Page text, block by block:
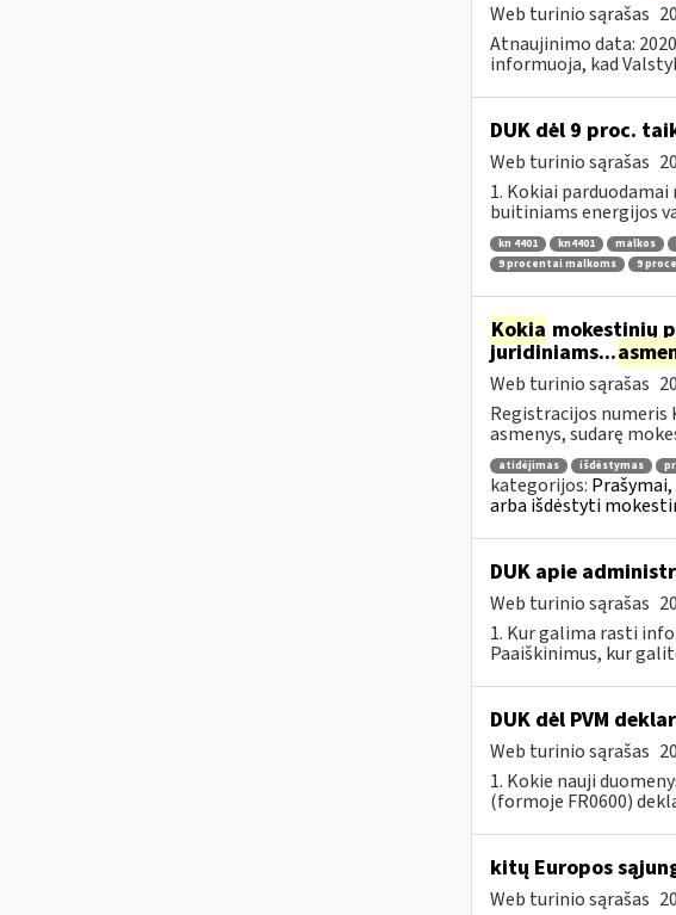
Web turinio sąrašas
Atnaujinimo data:
informuoja, kad
DUK dėl 9 proc.
Web turinio sąrašas
1. Kokiai parduodamai
buitiniams energijos
kn 4401 kn4401 malkos
9 procentai malkoms
9
Kokia mokestinių
juridiniams...
Web turinio sąrašas
Registracijos numeris
asmenys, sudarę
atidėjimas išdėstymas
kategorijos:
arba išdėstyti
DUK apie
Web turinio sąrašas
1. Kur galima rasti
Paaiškinimus, kur
DUK dėl PVM
Web turinio sąrašas
1. Kokie nauji
(formoje FR0600)
kitų Europos
Web turinio sąrašas